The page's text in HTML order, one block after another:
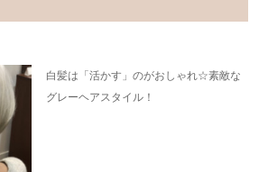
白髪は「活かす」のがおしゃれ☆素敵な
グレーヘアスタイル！